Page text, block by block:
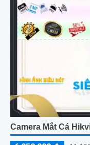
Camera Mắt Cá